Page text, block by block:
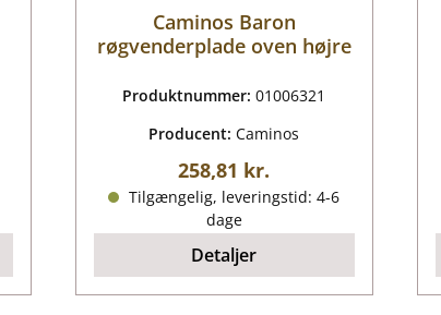
Caminos Baron
røgvenderplade oven højre
Produktnummer:01006321
Producent:Caminos
Almindelig pris:
258,81 kr.
Tilgængelig, leveringstid: 4-6
dage
Detaljer